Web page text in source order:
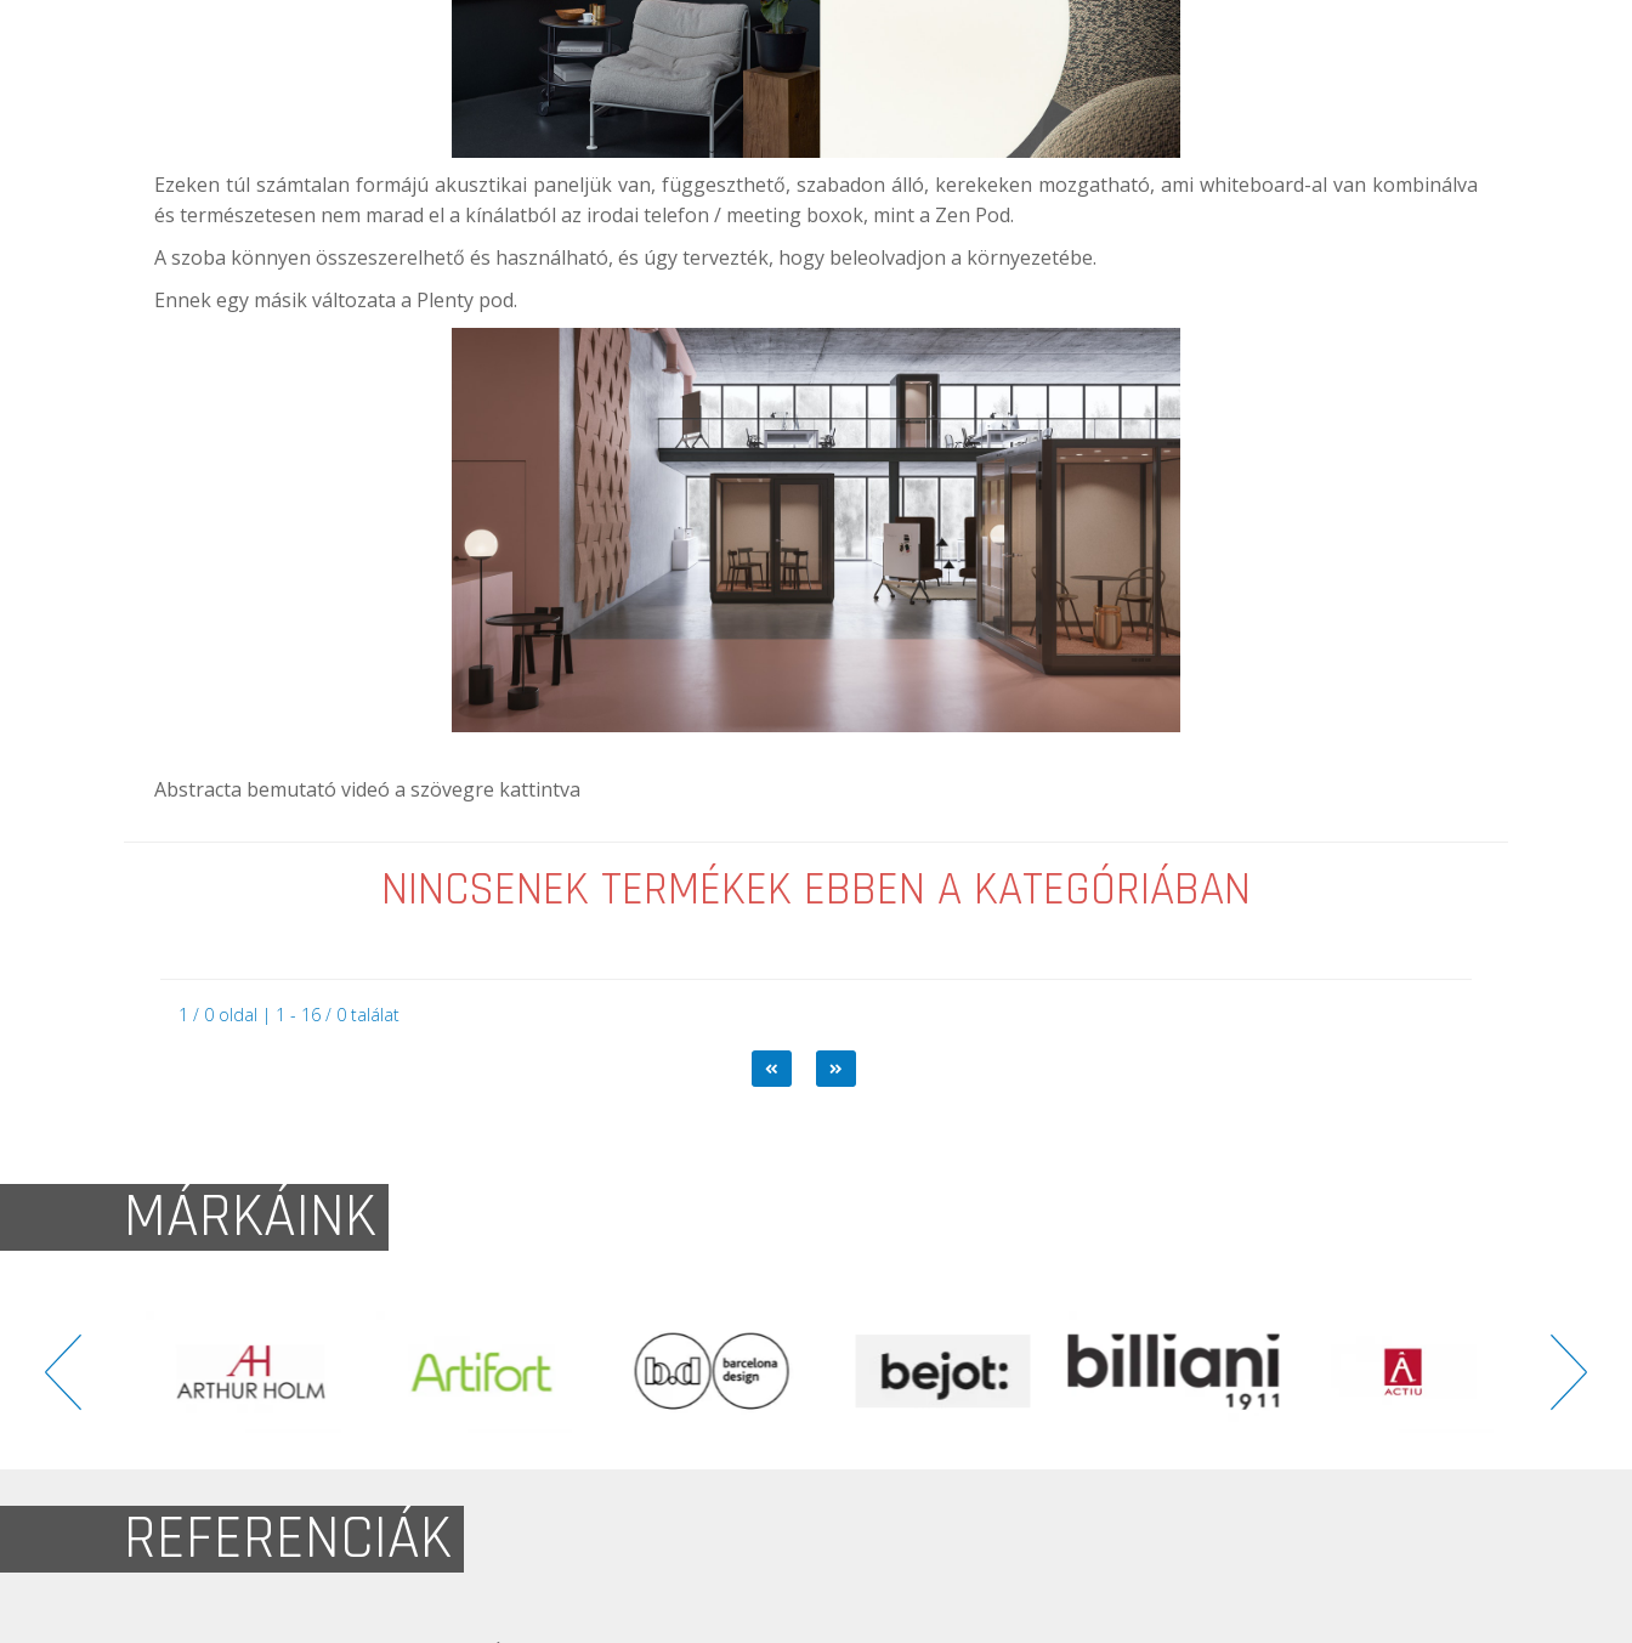
Ezeken túl számtalan formájú akusztikai paneljük van, függeszthető, szabadon álló, kerekeken mozgatható, ami whiteboard-al van kombinálva
és természetesen nem marad el a kínálatból az irodai telefon / meeting boxok, mint a Zen Pod.
A szoba könnyen összeszerelhető és használható, és úgy tervezték, hogy beleolvadjon a környezetébe.
Ennek egy másik változata a Plenty pod.
Abstracta bemutató videó a szövegre kattintva
NINCSENEK TERMÉKEK EBBEN A KATEGÓRIÁBAN
1 / 0 oldal | 1 - 16 / 0 találat
MÁRKÁINK
REFERENCIÁK